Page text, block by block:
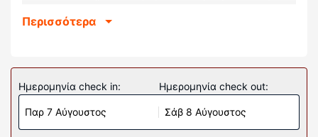
από: Matthew Knight Arena (Γήπεδο) και 7,7 χλμ. από:
Νιώστε σαν στο σπίτι σας σε ένα από τα 25 δωμάτια με
κλιματισμό, όπου υπάρχουν ψυγείο και φούρνοι
μικροκυμάτων. Το κρεβάτι σας διαθέτει πουπουλένια
παπλώματα και σεντόνια από αιγυπτιακό βαμβάκι. Για τη
Περισσότερα
Ημερομηνία check in:
Παρ 7 Αύγουστος
Ημερομηνία check out:
Σάβ 8 Αύγουστος